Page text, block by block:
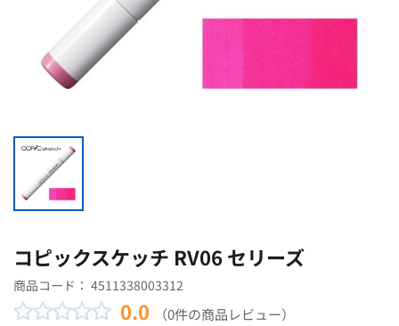
コピックスケッチ RV06 セリーズ
商品コード： 4511338003312
0.0 （0件の商品レビュー）